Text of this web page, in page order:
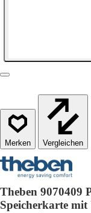
Vergleichen
Theben 9070409
Speicherkarte